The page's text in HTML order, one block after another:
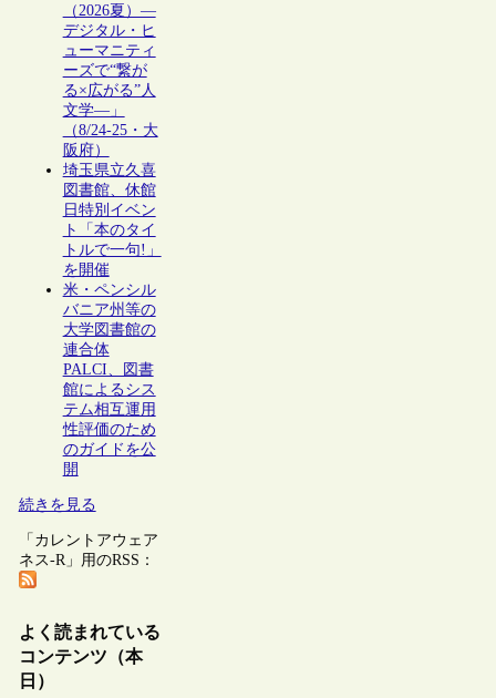
（2026夏）―
デジタル・ヒ
ューマニティ
ーズで“繋が
る×広がる”人
文学―」
（8/24-25・大
阪府）
埼玉県立久喜
図書館、休館
日特別イベン
ト「本のタイ
トルで一句!」
を開催
米・ペンシル
バニア州等の
大学図書館の
連合体
PALCI、図書
館によるシス
テム相互運用
性評価のため
のガイドを公
開
続きを見る
「カレントアウェア
ネス-R」用のRSS：
よく読まれている
コンテンツ（本
日）